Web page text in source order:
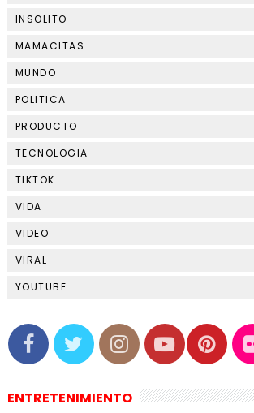
INSOLITO
MAMACITAS
MUNDO
POLITICA
PRODUCTO
TECNOLOGIA
TIKTOK
VIDA
VIDEO
VIRAL
YOUTUBE
ENTRETENIMIENTO